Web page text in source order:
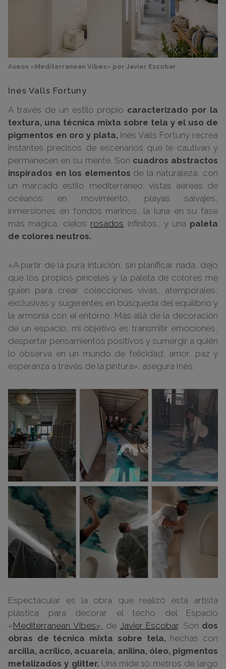
Aseos «Mediterranean Vibes» por Javier Escobar
Inés Valls Fortuny
A través de un estilo propio caracterizado por la
textura, una técnica mixta sobre tela y el uso de
pigmentos en oro y plata,Inés Valls Fortuny recrea
instantes precisos de escenarios que le cautivan y
permanecen en su mente. Son cuadros abstractos
inspirados en los elementos de la naturaleza, con
un marcado estilo mediterráneo: vistas aéreas de
océanos en movimiento, playas salvajes,
inmersiones en fondos marinos, la luna en su fase
más mágica, cielos rosados infinitos… y una paleta
de colores neutros.
«A partir de la pura intuición, sin planificar nada, dejo
que los propios pinceles y la paleta de colores me
guíen para crear colecciones vivas, atemporales,
exclusivas y sugerentes en búsqueda del equilibrio y
la armonía con el entorno. Más allá de la decoración
de un espacio, mi objetivo es transmitir emociones,
despertar pensamientos positivos y sumergir a quién
lo observa en un mundo de felicidad, amor, paz y
esperanza a través de la pintura», asegura Inés.
Espectacular es la obra que realizó esta artista
plástica para decorar el techo del Espacio
«Mediterranean Vibes», de Javier Escobar. Son dos
obras de técnica mixta sobre tela,hechas con
arcilla, acrílico, acuarela, anilina, óleo, pigmentos
metalizados y glitter.Una mide 10 metros de largo